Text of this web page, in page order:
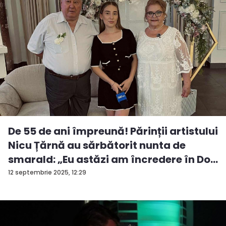
12 septembrie 2025, 12:29
De 55 de ani împreună! Părinții artistului
Nicu Țărnă au sărbătorit nunta de
smarald: „Eu astăzi am încredere în Do...